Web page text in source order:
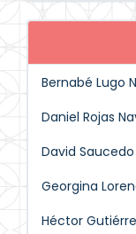
Bernabé Lugo
Daniel Rojas
David
Georgina
Héctor